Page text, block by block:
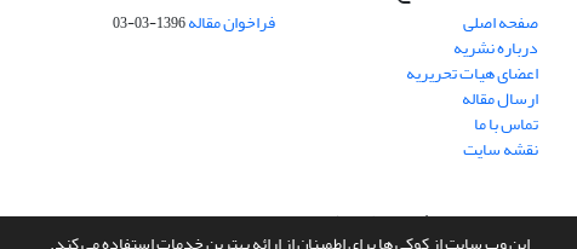
صفحه اصلی
درباره نشریه
اعضای هیات تحریریه
ارسال مقاله
تماس با ما
نقشه سایت
فراخوان مقاله1396-03-03
سامانه مدیریت نشریات علمی.طراحی و پیاده سازی ازسیناوب